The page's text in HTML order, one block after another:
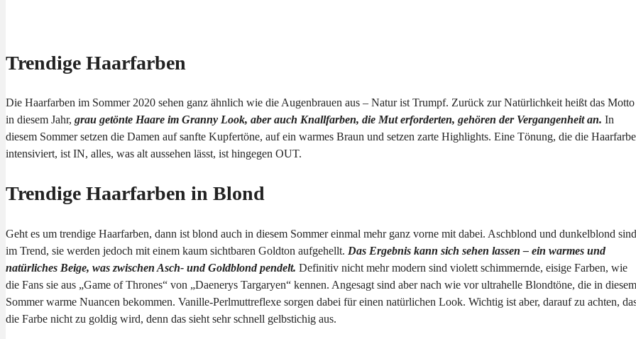
Trendige Haarfarben
Die Haarfarben im Sommer 2020 sehen ganz ähnlich wie die Augenbrauen aus – Natur ist Trumpf. Zurück zur Natürlichkeit heißt das Motto
in diesem Jahr, grau getönte Haare im Granny Look, aber auch Knallfarben, die Mut erforderten, gehören der Vergangenheit an. In
diesem Sommer setzen die Damen auf sanfte Kupfertöne, auf ein warmes Braun und setzen zarte Highlights. Eine Tönung, die die Haarfarbe
intensiviert, ist IN, alles, was alt aussehen lässt, ist hingegen OUT.
Trendige Haarfarben in Blond
Geht es um trendige Haarfarben, dann ist blond auch in diesem Sommer einmal mehr ganz vorne mit dabei. Aschblond und dunkelblond sind
im Trend, sie werden jedoch mit einem kaum sichtbaren Goldton aufgehellt. Das Ergebnis kann sich sehen lassen – ein warmes und
natürliches Beige, was zwischen Asch- und Goldblond pendelt. Definitiv nicht mehr modern sind violett schimmernde, eisige Farben, wie
die Fans sie aus „Game of Thrones“ von „Daenerys Targaryen“ kennen. Angesagt sind aber nach wie vor ultrahelle Blondtöne, die in diesem
Sommer warme Nuancen bekommen. Vanille-Perlmuttreflexe sorgen dabei für einen natürlichen Look. Wichtig ist aber, darauf zu achten,
die Farbe nicht zu goldig wird, denn das sieht sehr schnell gelbstichig aus.